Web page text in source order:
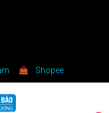
Shopee